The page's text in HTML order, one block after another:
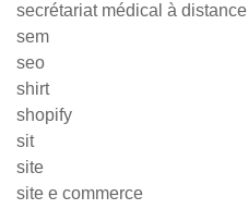
secrétariat médical à distance
sem
seo
shirt
shopify
sit
site
site e commerce